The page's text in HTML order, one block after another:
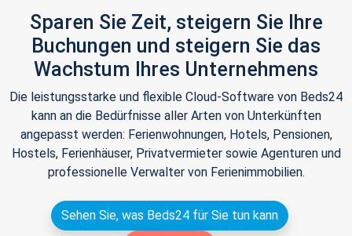
Sparen Sie Zeit, steigern Sie Ihre
Buchungen und steigern Sie das
Wachstum Ihres Unternehmens
Die leistungsstarke und flexible Cloud-Software von Beds24
kann an die Bedürfnisse aller Arten von Unterkünften
angepasst werden: Ferienwohnungen, Hotels, Pensionen,
Hostels, Ferienhäuser, Privatvermieter sowie Agenturen und
professionelle Verwalter von Ferienimmobilien.
Sehen Sie, was Beds24 für Sie tun kann